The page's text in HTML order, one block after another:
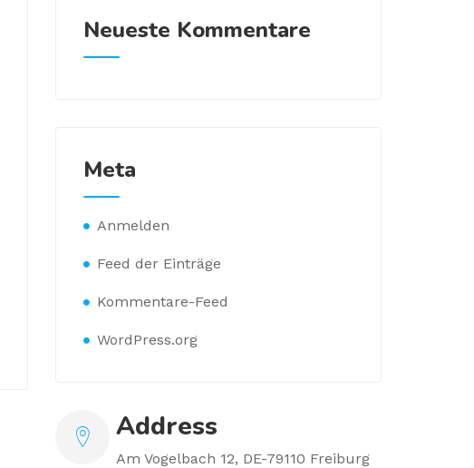
Neueste Kommentare
Meta
Anmelden
Feed der Einträge
Kommentare-Feed
WordPress.org
Address
Am Vogelbach 12, DE-79110 Freiburg